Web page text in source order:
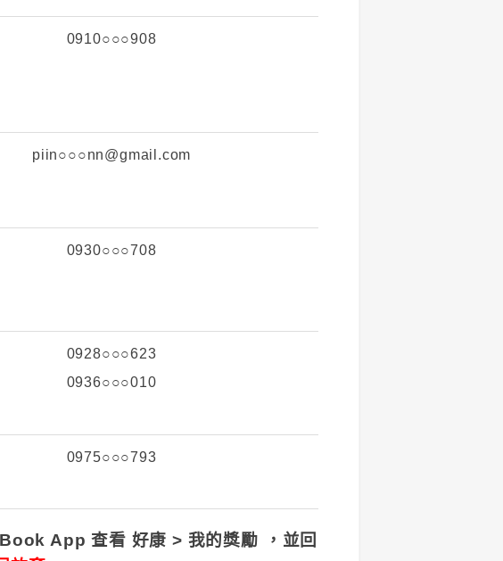
0910○○○908
piin○○○nn@gmail.com
0930○○○708
0928○○○623
0936○○○010
0975○○○793
App 查看 好康 > 我的獎勵
，並回